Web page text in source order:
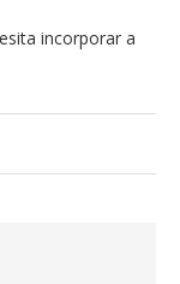
incorporar a